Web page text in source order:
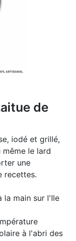
de
iodé et grillé,
le lard
une
recettes.
la main sur l'Ile
à l'abri des